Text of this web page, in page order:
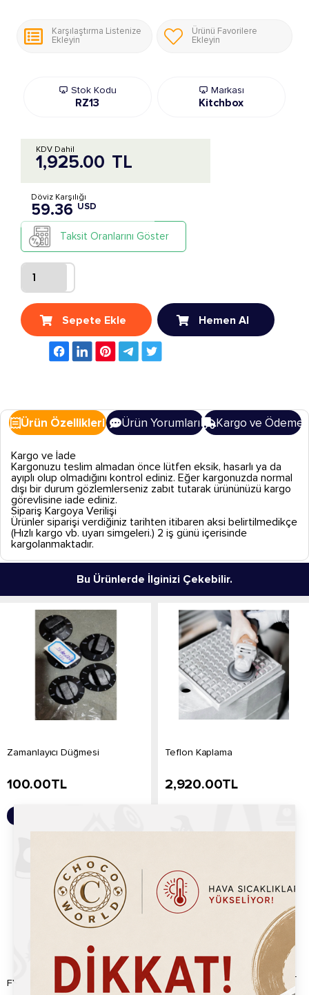
Karşılaştırma Listenize
Ekleyin
Ürünü Favorilere
Ekleyin
Stok Kodu
RZ13
Markası
Kitchbox
1,925.00 TL
KDV Dahil
Döviz Karşılığı
59.36 USD
Taksit Oranlarını Göster
Sepete Ekle Hemen Al
Ürün Özellikleri Ürün Yorumları Kargo ve Ödeme
Kargo ve İade
Kargonuzu teslim almadan önce lütfen eksik, hasarlı ya da
ayıplı olup olmadığını kontrol ediniz. Eğer kargonuzda normal
dışı bir durum gözlemlerseniz zabıt tutarak ürününüzü kargo
görevlisine iade ediniz.
Sipariş Kargoya Verilişi
Ürünler siparişi verdiğiniz tarihten itibaren aksi belirtilmedikçe
(Hızlı kargo vb. uyarı simgeleri.) 2 iş günü içerisinde
kargolanmaktadır.
Bu Ürünlerde İlginizi Çekebilir.
Zamanlayıcı Düğmesi
100.00TL
Teflon Kaplama
2,920.00TL
FY-6 Rezistans
Bubble Waffle Ahşap Tutucu +
Vida